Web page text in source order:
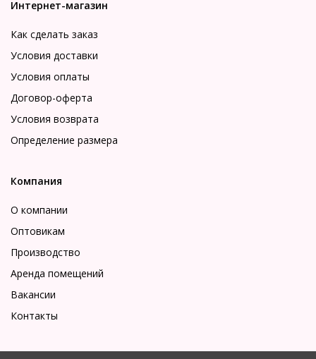
Интернет-магазин
Как сделать заказ
Условия доставки
Условия оплаты
Договор-оферта
Условия возврата
Определение размера
Компания
О компании
Оптовикам
Производство
Аренда помещений
Вакансии
Контакты